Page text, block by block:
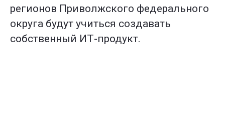
регионов Приволжского федерального
округа будут учиться создавать
собственный ИТ-продукт.